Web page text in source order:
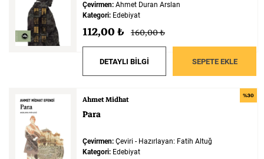
Çevirmen: Ahmet Duran Arslan
Kategori: Edebiyat
112,00 ₺ 160,00 ₺
DETAYLI BİLGİ SEPETE EKLE
%30
Ahmet Midhat
Para
Çevirmen: Çeviri - Hazırlayan: Fatih Altuğ
Kategori: Edebiyat